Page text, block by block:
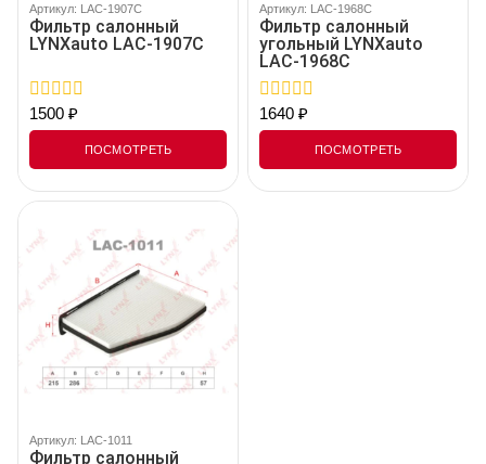
Артикул: LAC-1907C
Фильтр салонный
LYNXauto LAC-1907C
0
out
5
1500 ₽
ПОСМОТРЕТЬ
Артикул: LAC-1968C
Фильтр салонный
угольный LYNXauto
LAC-1968C
0
out
5
1640 ₽
ПОСМОТРЕТЬ
Артикул: LAC-1011
Фильтр салонный